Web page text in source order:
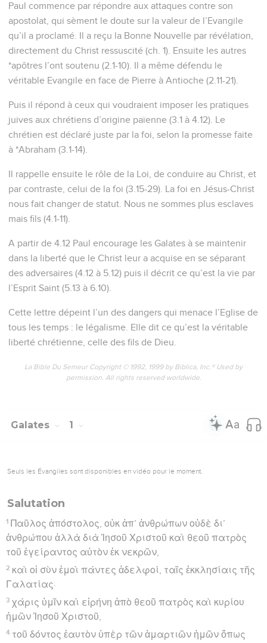
Paul commence par répondre aux attaques contre son
apostolat, qui sèment le doute sur la valeur de l’Evangile
qu’il a proclamé. Il a reçu la Bonne Nouvelle par révélation,
directement du Christ ressuscité (ch. 1). Ensuite les autres
*apôtres l’ont soutenu (2.1-10). Il a même défendu le
véritable Evangile en face de Pierre à Antioche (2.11-21).
Puis il répond à ceux qui voudraient imposer les pratiques
juives aux chrétiens d’origine païenne (3.1 à 4.12). Le
chrétien est déclaré juste par la foi, selon la promesse faite
à *Abraham (3.1-14).
Il rappelle ensuite le rôle de la Loi, de conduire au Christ, et
par contraste, celui de la foi (3.15-29). La foi en Jésus-Christ
nous fait changer de statut. Nous ne sommes plus esclaves
mais fils (4.1-11).
A partir de 4.12 Paul encourage les Galates à se maintenir
dans la liberté que le Christ leur a acquise en se séparant
des adversaires (4.12 à 5.12) puis il décrit ce qu’est la vie par
l’Esprit Saint (5.13 à 6.10).
Cette lettre dépeint l’un des dangers qui menace l’Eglise de
tous les temps : le légalisme. Elle dit ce qu’est la véritable
liberté chrétienne, celle des fils de Dieu.
La Bible Du Semeur Copyright © 1992, 1999 by Biblica, Inc.® Used by
permission. All rights reserved worldwide.
Galates 1
Seuls les Évangiles sont disponibles en vidéo pour le moment.
Salutation
1 Παῦλος ἀπόστολος, οὐκ ἀπ’ ἀνθρώπων οὐδὲ δι’
ἀνθρώπου ἀλλὰ διὰ Ἰησοῦ Χριστοῦ καὶ θεοῦ πατρὸς
τοῦ ἐγείραντος αὐτὸν ἐκ νεκρῶν,
2 καὶ οἱ σὺν ἐμοὶ πάντες ἀδελφοί, ταῖς ἐκκλησίαις τῆς
Γαλατίας·
3 χάρις ὑμῖν καὶ εἰρήνη ἀπὸ θεοῦ πατρὸς καὶ κυρίου
ἡμῶν Ἰησοῦ Χριστοῦ,
4 τοῦ δόντος ἑαυτὸν ὑπὲρ τῶν ἁμαρτιῶν ἡμῶν ὅπως